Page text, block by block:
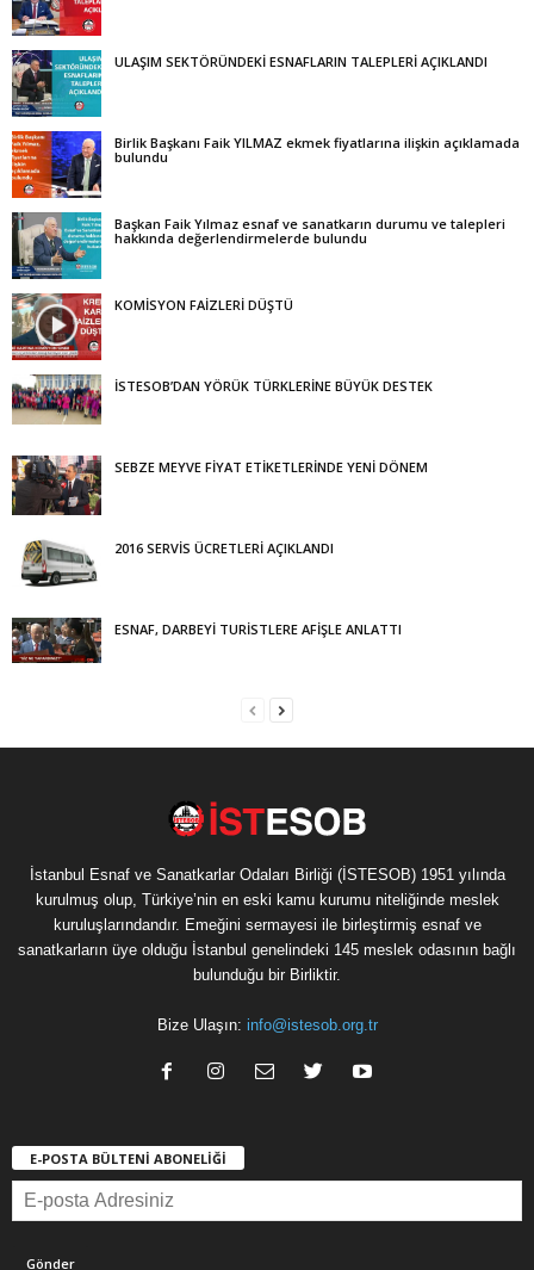
ULAŞIM SEKTÖRÜNDEKİ ESNAFLARIN TALEPLERİ AÇIKLANDI
Birlik Başkanı Faik YILMAZ ekmek fiyatlarına ilişkin açıklamada
bulundu
Başkan Faik Yılmaz esnaf ve sanatkarın durumu ve talepleri
hakkında değerlendirmelerde bulundu
KOMİSYON FAİZLERİ DÜŞTÜ
İSTESOB’DAN YÖRÜK TÜRKLERİNE BÜYÜK DESTEK
SEBZE MEYVE FİYAT ETİKETLERİNDE YENİ DÖNEM
2016 SERVİS ÜCRETLERİ AÇIKLANDI
ESNAF, DARBEYİ TURİSTLERE AFİŞLE ANLATTI
İstanbul Esnaf ve Sanatkarlar Odaları Birliği (İSTESOB) 1951 yılında
kurulmuş olup, Türkiye’nin en eski kamu kurumu niteliğinde meslek
kuruluşlarındandır. Emeğini sermayesi ile birleştirmiş esnaf ve
sanatkarların üye olduğu İstanbul genelindeki 145 meslek odasının bağlı
bulunduğu bir Birliktir.
Bize Ulaşın: info@istesob.org.tr
E-POSTA BÜLTENİ ABONELİĞİ